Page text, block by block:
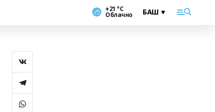
+21 °С
Облачно